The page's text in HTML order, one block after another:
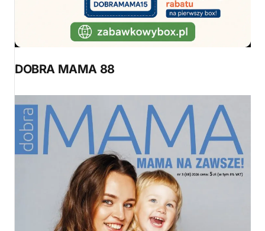
DOBRA MAMA 88